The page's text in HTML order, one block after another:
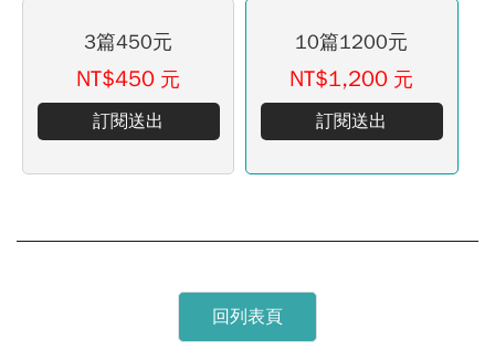
3篇450元
NT$450 元
訂閱送出
10篇1200元
NT$1,200 元
訂閱送出
回列表頁